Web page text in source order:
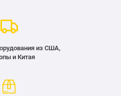
из США,
и Китая